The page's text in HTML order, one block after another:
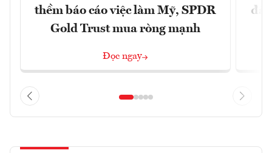
thềm báo cáo việc làm Mỹ, SPDR
Gold Trust mua ròng mạnh
Đọc ngay
đã